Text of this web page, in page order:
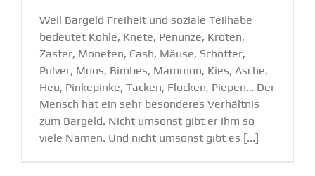
Weil Bargeld Freiheit und soziale Teilhabe
bedeutet Kohle, Knete, Penunze, Kröten,
Zaster, Moneten, Cash, Mäuse, Schotter,
Pulver, Moos, Bimbes, Mammon, Kies, Asche,
Heu, Pinkepinke, Tacken, Flocken, Piepen… Der
Mensch hat ein sehr besonderes Verhältnis
zum Bargeld. Nicht umsonst gibt er ihm so
viele Namen. Und nicht umsonst gibt es [...]